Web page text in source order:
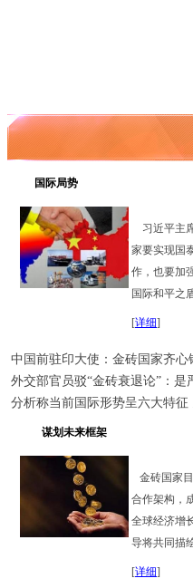
国际局势
习近平主
家要实现国
作，也要加
国际和平
[详细]
中国前驻印大使：金砖国家齐心
外交部官员驳“金砖衰退论”：是
分析称当前国际形势呈六大特征
谋划未来框架
金砖国家
合作架构，
全球经济增
导将共同描
[详细]